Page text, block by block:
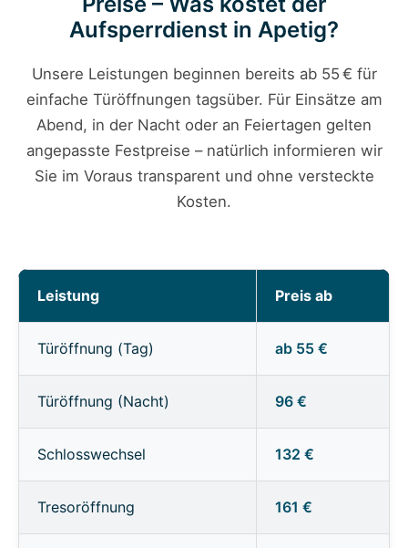
Aufsperrdienst in Apetig?
Unsere Leistungen beginnen bereits ab 55 € für
einfache Türöffnungen tagsüber. Für Einsätze am
Abend, in der Nacht oder an Feiertagen gelten
angepasste Festpreise – natürlich informieren wir
Sie im Voraus transparent und ohne versteckte
Kosten.
Leistung Preis ab
Türöffnung (Tag) ab 55 €
Türöffnung (Nacht) 96 €
Schlosswechsel 132 €
Tresoröffnung 161 €